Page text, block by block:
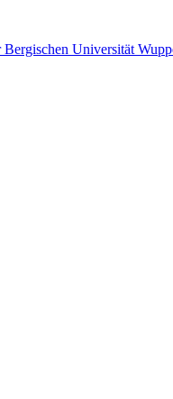
Universität